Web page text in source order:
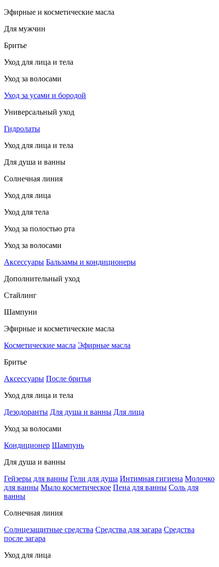
Эфирные и косметические масла
Для мужчин
Бритье
Уход для лица и тела
Уход за волосами
Уход за усами и бородой
Универсальный уход
Гидролаты
Уход для лица и тела
Для душа и ванны
Солнечная линия
Уход для лица
Уход для тела
Уход за полостью рта
Уход за волосами
Аксессуары Бальзамы и кондиционеры
Дополнительный уход
Стайлинг
Шампуни
Эфирные и косметические масла
Косметические масла Эфирные масла
Бритье
Аксессуары После бритья
Уход для лица и тела
Дезодоранты Для душа и ванны Для лица
Уход за волосами
Кондиционер Шампунь
Для душа и ванны
Гейзеры для ванны Гели для душа Интимная гигиена Молочко
для ванны Мыло косметическое Пена для ванны Соль для
ванны
Солнечная линия
Солнцезащитные средства Средства для загара Средства
после загара
Уход для лица